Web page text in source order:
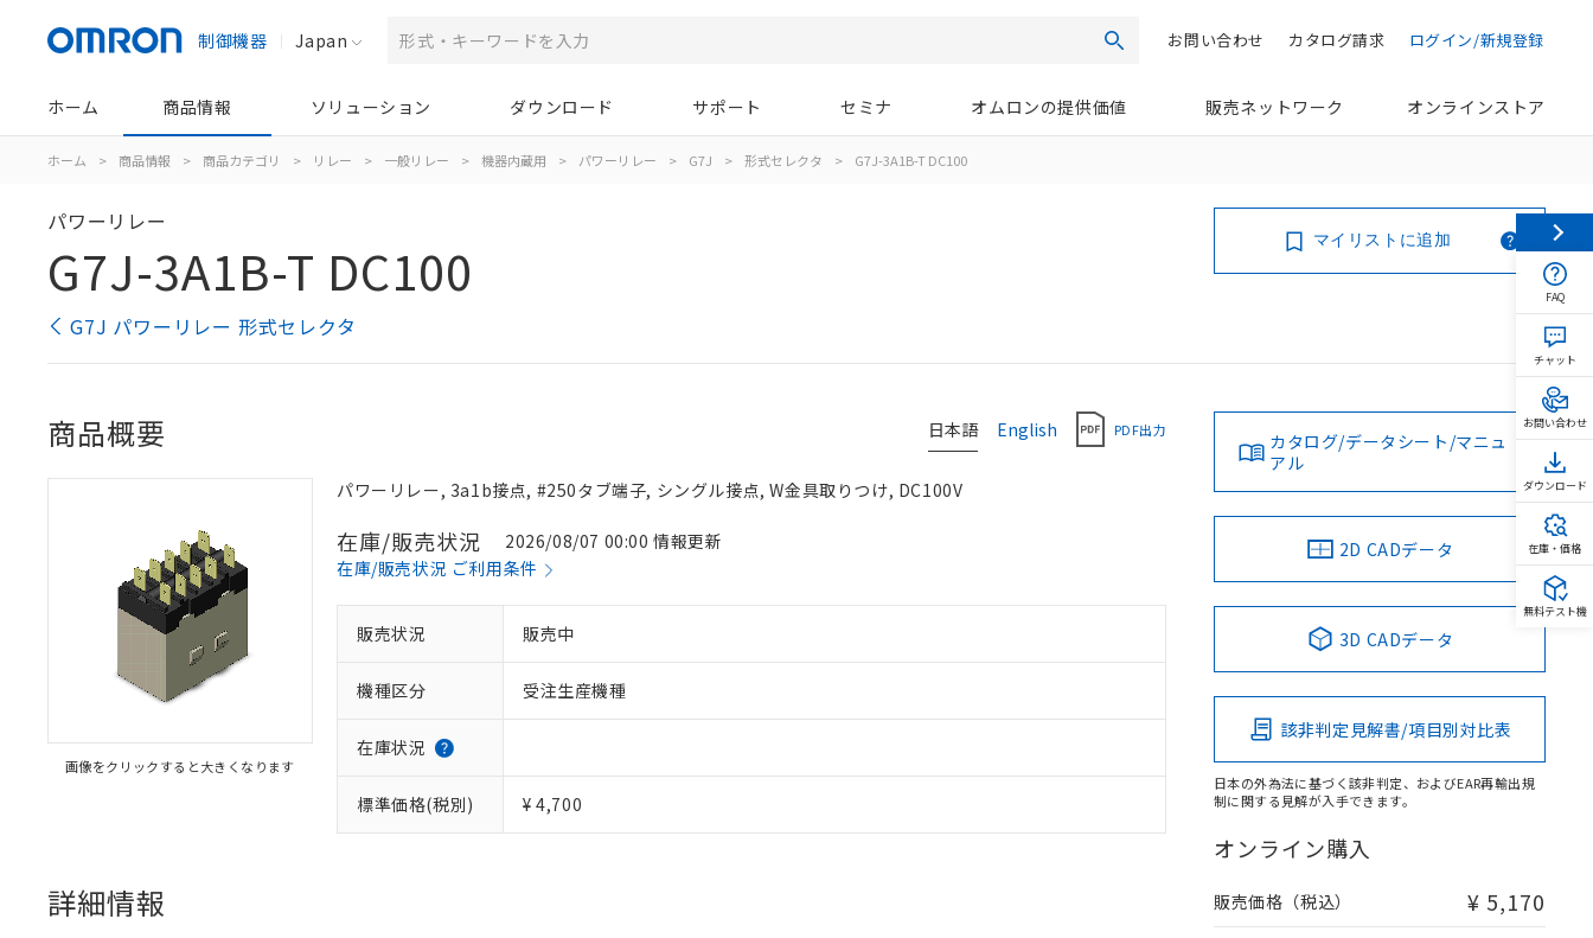
制御機器 Japan 検索 ログイン/新規登録
カタログ請求
お問い合わせ
ホーム 商品情報 ソリューション ダウンロード サポート セミナ オムロンの提供価値 販売ネットワーク オンラインストア
ホーム > 商品情報 > 商品カテゴリ > リレー > 一般リレー > 機器内蔵用 > パワーリレー > G7J > 形式セレクタ > G7J-3A1B-T DC100
パワーリレー
G7J-3A1B-T DC100
G7J パワーリレー 形式セレクタ
マイリストに追加
日本語 English PDF出力
商品概要
画像をクリックすると大きくなります
パワーリレー, 3a1b接点, #250タブ端子, シングル接点, W金具取りつけ, DC100V
在庫/販売状況
2026/08/07 00:00 情報更新
在庫/販売状況 ご利用条件
販売状況 販売中
機種区分 受注生産機種
在庫状況
標準価格(税別) ¥ 4,700
詳細情報
カタログ/データシート/マニュ
アル
2D CADデータ
3D CADデータ
該非判定見解書/項目別対比表
日本の外為法に基づく該非判定、およびEAR再輸出規
制に関する見解が入手できます。
オンライン購入
販売価格（税込） ¥ 5,170
FAQ
チャット
お問い合わせ
ダウンロード
在庫・価格
無料テスト機